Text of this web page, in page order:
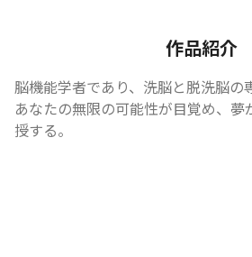
作品紹介
脳機能学者であり、洗脳と脱洗脳の
あなたの無限の可能性が目覚め、
授する。